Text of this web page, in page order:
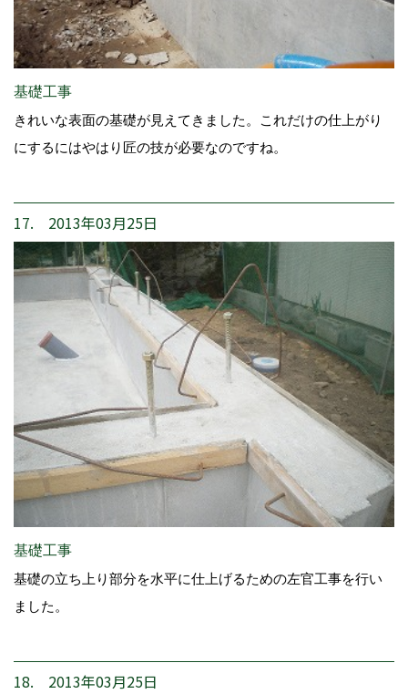
基礎工事
きれいな表面の基礎が見えてきました。これだけの仕上がり
にするにはやはり匠の技が必要なのですね。
17. 2013年03月25日
基礎工事
基礎の立ち上り部分を水平に仕上げるための左官工事を行い
ました。
18. 2013年03月25日